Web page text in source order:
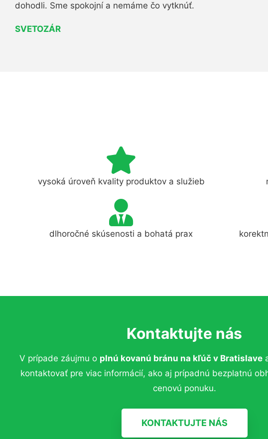
dohodli. Sme spokojní a nemáme čo vytknúť.
SVETOZÁR
vysoká úroveň kvality produktov a služieb
dlhoročné skúsenosti a bohatá prax
Kontaktujte nás
V prípade záujmu o plnú kovanú bránu na kľúč v Bratislave
kontaktovať pre viac informácií, ako aj prípadnú bezplatnú
cenovú ponuku.
KONTAKTUJTE NÁS